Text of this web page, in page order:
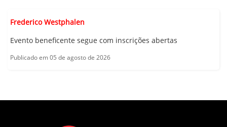
Frederico Westphalen
Evento beneficente segue com inscrições abertas
Publicado em 05 de agosto de 2026